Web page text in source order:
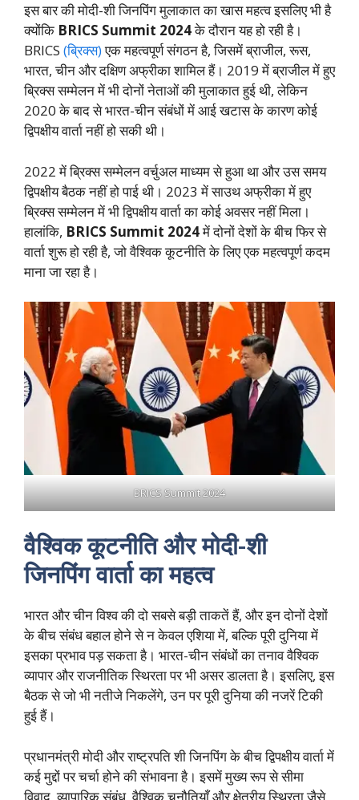
इस बार की मोदी-शी जिनपिंग मुलाकात का खास महत्व इसलिए भी है
क्योंकि BRICS Summit 2024के दौरान यह हो रही है।
BRICS (ब्रिक्स)एक महत्वपूर्ण संगठन है, जिसमें ब्राजील, रूस,
भारत, चीन और दक्षिण अफ्रीका शामिल हैं। 2019 में ब्राजील में हुए
ब्रिक्स सम्मेलन में भी दोनों नेताओं की मुलाकात हुई थी, लेकिन
2020 के बाद से भारत-चीन संबंधों में आई खटास के कारण कोई
द्विपक्षीय वार्ता नहीं हो सकी थी।
2022 में ब्रिक्स सम्मेलन वर्चुअल माध्यम से हुआ था और उस समय
द्विपक्षीय बैठक नहीं हो पाई थी। 2023 में साउथ अफ्रीका में हुए
ब्रिक्स सम्मेलन में भी द्विपक्षीय वार्ता का कोई अवसर नहीं मिला।
हालांकि, BRICS Summit 2024में दोनों देशों के बीच फिर से
वार्ता शुरू हो रही है, जो वैश्विक कूटनीति के लिए एक महत्वपूर्ण कदम
माना जा रहा है।
BRICS Summit 2024
वैश्विक कूटनीति और मोदी-शी
जिनपिंग वार्ता का महत्व
भारत और चीन विश्व की दो सबसे बड़ी ताकतें हैं, और इन दोनों देशों
के बीच संबंध बहाल होने से न केवल एशिया में, बल्कि पूरी दुनिया में
इसका प्रभाव पड़ सकता है। भारत-चीन संबंधों का तनाव वैश्विक
व्यापार और राजनीतिक स्थिरता पर भी असर डालता है। इसलिए, इस
बैठक से जो भी नतीजे निकलेंगे, उन पर पूरी दुनिया की नजरें टिकी
हुई हैं।
प्रधानमंत्री मोदी और राष्ट्रपति शी जिनपिंग के बीच द्विपक्षीय वार्ता में
कई मुद्दों पर चर्चा होने की संभावना है। इसमें मुख्य रूप से सीमा
विवाद, व्यापारिक संबंध, वैश्विक चुनौतियाँ और क्षेत्रीय स्थिरता जैसे